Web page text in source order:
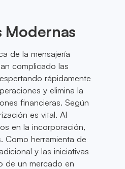
Modernas
de la mensajería
complicado las
rápidamente
y elimina la
financieras. Según
es vital. Al
en la incorporación,
Como herramienta de
y las iniciativas
de un mercado en